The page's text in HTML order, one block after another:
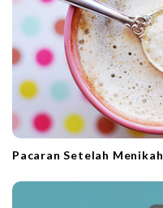
Pacaran Setelah Menikah